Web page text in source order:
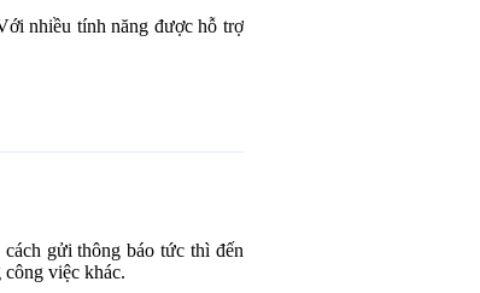
nhiều tính năng được hỗ trợ
gửi thông báo tức thì đến
việc khác.